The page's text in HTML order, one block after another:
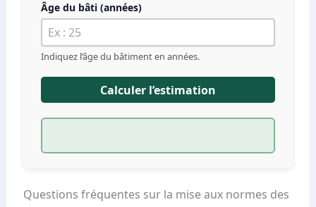
Âge du bâti (années)
Indiquez l’âge du bâtiment en années.
Calculer l’estimation
Questions fréquentes sur la mise aux normes des